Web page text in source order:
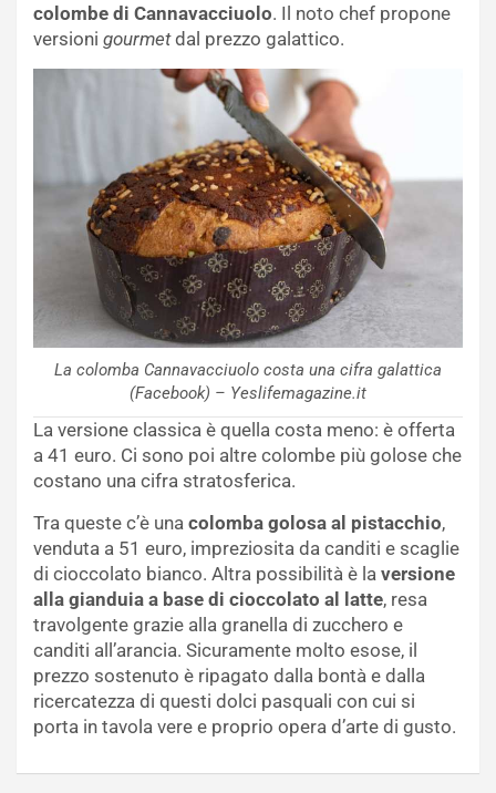
colombe di Cannavacciuolo. Il noto chef propone
versioni gourmetdal prezzo galattico.
La colomba Cannavacciuolo costa una cifra galattica
(Facebook) – Yeslifemagazine.it
La versione classica è quella costa meno: è offerta
a 41 euro. Ci sono poi altre colombe più golose che
costano una cifra stratosferica.
Tra queste c’è una colomba golosa al pistacchio,
venduta a 51 euro, impreziosita da canditi e scaglie
di cioccolato bianco. Altra possibilità è la versione
alla gianduia a base di cioccolato al latte, resa
travolgente grazie alla granella di zucchero e
canditi all’arancia. Sicuramente molto esose, il
prezzo sostenuto è ripagato dalla bontà e dalla
ricercatezza di questi dolci pasquali con cui si
porta in tavola vere e proprio opera d’arte di gusto.